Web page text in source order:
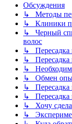
Обсуждения
↳ Методы
↳ Клиники
↳ Черный
волос
↳ Пересадка
↳ Пересадка
↳ Необходим
↳ Обмен
↳ Пересадка
↳ Пересадка
↳ Хочу
↳